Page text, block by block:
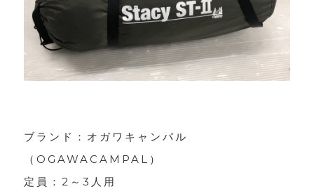
ブランド：オガワキャンパル
（OGAWACAMPAL）
定員：2～3人用